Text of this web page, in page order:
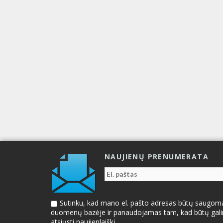
NAUJIENŲ PRENUMERATA
Sutinku, kad mano el. pašto adresas būtų
duomenų bazėje ir panaudojamas tam, kad būtų